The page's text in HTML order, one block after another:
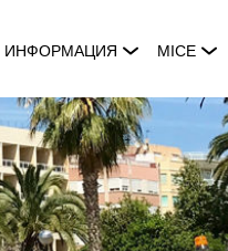
ИНФОРМАЦИЯ MICE